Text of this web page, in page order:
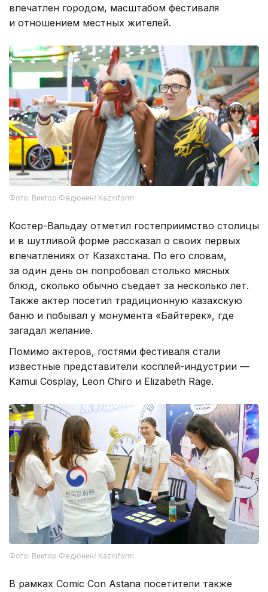
впечатлен городом, масштабом фестиваля
и отношением местных жителей.
Фото: Виктор Федюнин/ Kazinform
Костер-Вальдау отметил гостеприимство столицы
и в шутливой форме рассказал о своих первых
впечатлениях от Казахстана. По его словам,
за один день он попробовал столько мясных
блюд, сколько обычно съедает за несколько лет.
Также актер посетил традиционную казахскую
баню и побывал у монумента «Байтерек», где
загадал желание.
Помимо актеров, гостями фестиваля стали
известные представители косплей-индустрии —
Kamui Cosplay, Leon Chiro и Elizabeth Rage.
Фото: Виктор Федюнин/ Kazinform
В рамках Comic Con Astana посетители также